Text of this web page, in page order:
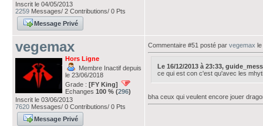
Inscrit le 04/05/2013
2259 Messages/ 2 Contributions/ 0 Pts
Message Privé
vegemax
Hors Ligne
Membre Inactif depuis
le 23/06/2018
Grade : [FY King]
Echanges 100 % (296)
Inscrit le 03/06/2013
7620 Messages/ 0 Contributions/ 0 Pts
Message Privé
Commentaire #51 posté par vegemax
Le 16/12/2013 à 23:33,
ce qui est con c'est qu'avec les
bha ceux qui veulent encore jouer